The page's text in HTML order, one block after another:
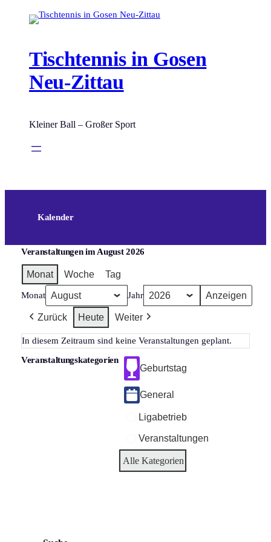
Tischtennis in Gosen
Neu-Zittau
Kleiner Ball – Großer Sport
Kalender
Veranstaltungen im August 2026
Monat Woche Tag
Monat Jahr
Zurück Heute Weiter
In diesem Zeitraum sind keine Veranstaltungen geplant.
Veranstaltungskategorien
Geburtstag
General
Ligabetrieb
Veranstaltungen
Alle Kategorien